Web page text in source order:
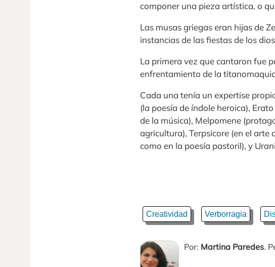
componer una pieza artística, o
Las musas griegas eran hijas de
instancias de las fiestas de los
La primera vez que cantaron fue
enfrentamiento de la
Cada una tenía un expertise
(la poesía de índole heroica),
de la música), Melpomene
agricultura), Terpsicore (en el arte
como en la poesía pastoril), y
Creatividad Verborragia
Por: Martina Paredes.